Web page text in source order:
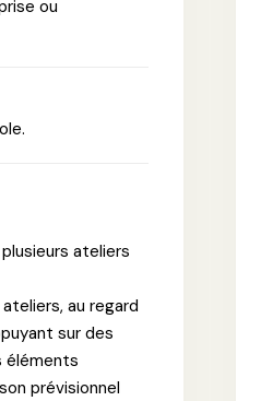
ou
ateliers
au regard
sur des
éléments
prévisionnel